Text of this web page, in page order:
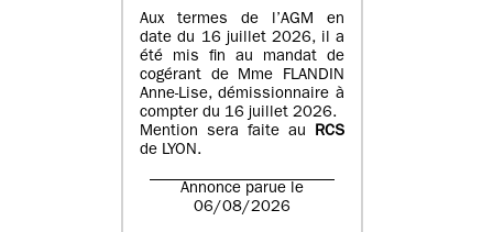
Aux termes de l’AGM en
date du 16 juillet 2026, il a
été mis fin au mandat de
cogérant de Mme FLANDIN
Anne-Lise, démissionnaire à
compter du 16 juillet 2026.
Mention sera faite au RCS
de LYON.
Annonce parue le
06/08/2026